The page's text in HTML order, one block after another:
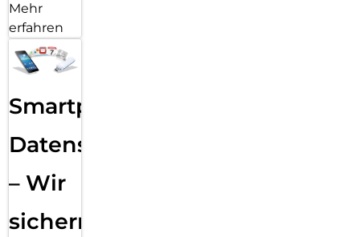
Mehr
erfahren
Smartphone
Datensicherung
– Wir
sichern